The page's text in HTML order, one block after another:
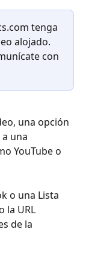
tenga
alojado.
con
una opción
una
YouTube o
o una Lista
la URL
de la